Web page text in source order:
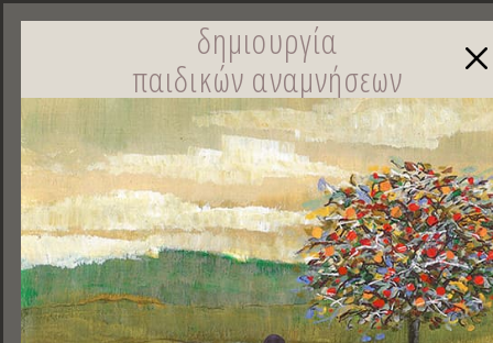
δημιουργία
παιδικών αναμνήσεων